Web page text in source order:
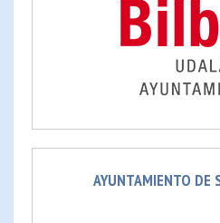
AYUNTAMIENTO DE